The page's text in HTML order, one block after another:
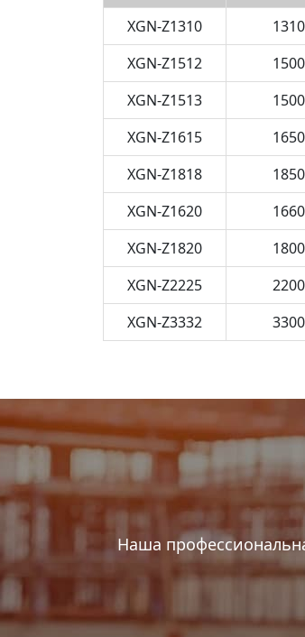
XGN-Z1310
XGN-Z1512
XGN-Z1513
XGN-Z1615
XGN-Z1818
XGN-Z1620
XGN-Z1820
XGN-Z2225
XGN-Z3332
Наша